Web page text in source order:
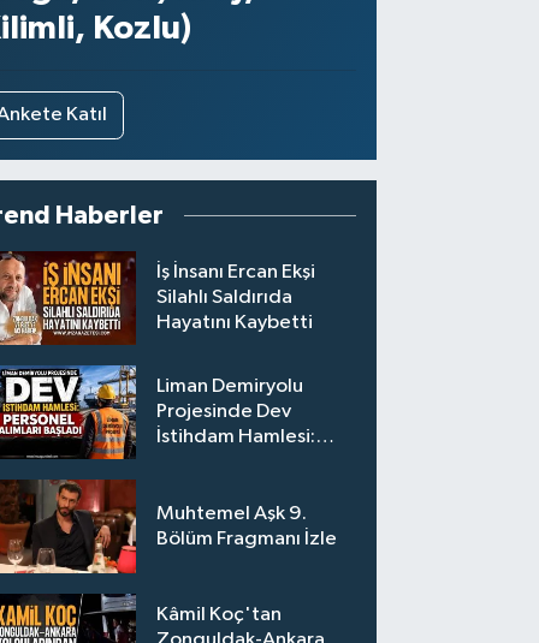
Kozlu)
Katıl
Haberler
İş İnsanı Ercan Ekşi
Silahlı Saldırıda
Hayatını Kaybetti
Liman Demiryolu
Projesinde Dev
İstihdam Hamlesi:
Muhtemel Aşk 9.
Bölüm Fragmanı İzle
Kâmil Koç'tan